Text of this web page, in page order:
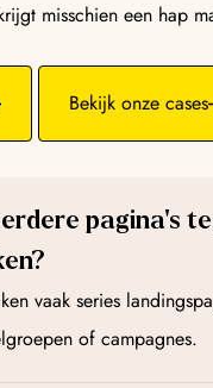
misschien een hap
Bekijk onze cases
pagina’s
vaak series
of campagnes.